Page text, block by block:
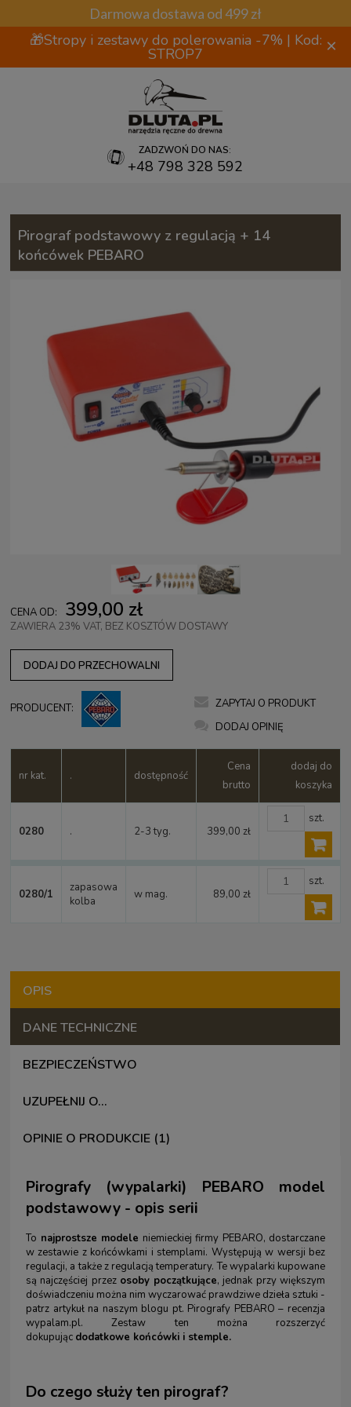
Darmowa dostawa od 499 zł
🎁Stropy i zestawy do polerowania -7% | Kod:
STROP7 ×
ZADZWOŃ DO NAS:
+48 798 328 592
Pirograf podstawowy z regulacją + 14
końcówek PEBARO
CENA OD: 399,00 zł
ZAWIERA 23% VAT, BEZ KOSZTÓW DOSTAWY
DODAJ DO PRZECHOWALNI
PRODUCENT:
ZAPYTAJ O PRODUKT
DODAJ OPINIĘ
nr kat. . dostępność
Cena
brutto
dodaj do
koszyka
0280 . 2-3 tyg. 399,00 zł
szt.
0280/1
zapasowa
kolba
w mag. 89,00 zł
szt.
OPIS
DANE TECHNICZNE
BEZPIECZEŃSTWO
UZUPEŁNIJ O...
OPINIE O PRODUKCIE (1)
Pirografy (wypalarki) PEBARO model
podstawowy - opis serii
To najprostsze modele niemieckiej firmy PEBARO, dostarczane
w zestawie z końcówkami i stemplami. Występują w wersji bez
regulacji, a także z regulacją temperatury. Te wypalarki kupowane
są najczęściej przez osoby początkujące, jednak przy większym
doświadczeniu można nim wyczarować prawdziwe dzieła sztuki -
patrz artykuł na naszym blogu pt. Pirografy PEBARO – recenzja
wypalam.pl. Zestaw ten można rozszerzyć
dokupując dodatkowe końcówki i stemple.
Do czego służy ten pirograf?